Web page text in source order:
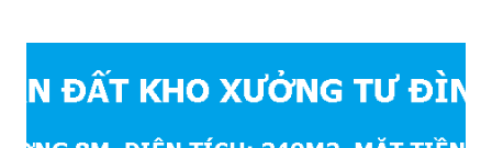
Khối khoảng 300m. Cách vòng xuyến cuối đường Cổ Linh và